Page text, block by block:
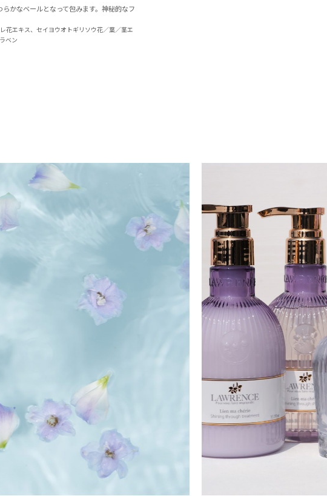
かなベールとなって包みます。神秘的なフ
花エキス、セイヨウオトギリソウ花／葉／茎エ
ベン